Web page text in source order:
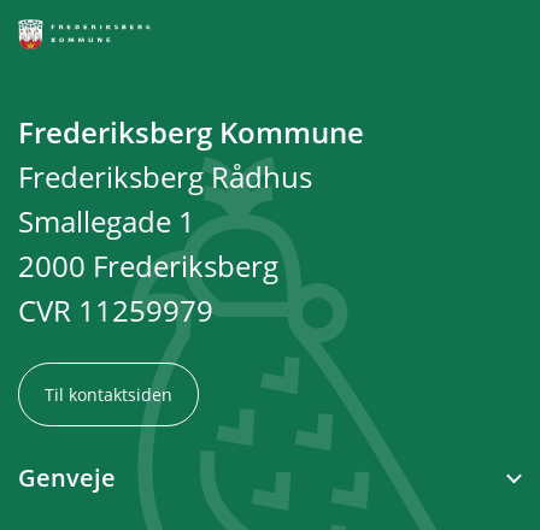
Frederiksberg Kommune
Frederiksberg Rådhus
Smallegade 1
2000 Frederiksberg
CVR 11259979
Til kontaktsiden
Genveje